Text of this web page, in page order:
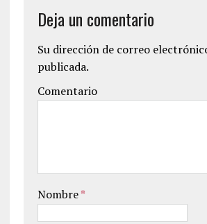
Deja un comentario
Su dirección de correo
publicada.
Comentario
Nombre*